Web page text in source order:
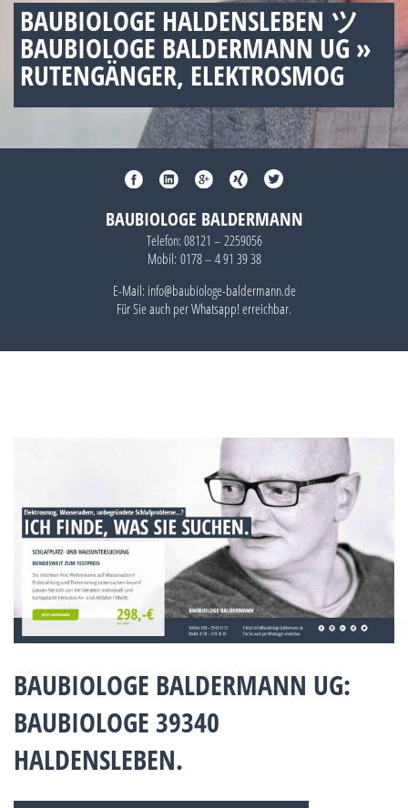
BAUBIOLOGE HALDENSLEBEN ツ
BAUBIOLOGE BALDERMANN UG »
RUTENGÄNGER, ELEKTROSMOG
BAUBIOLOGE BALDERMANN
Telefon: 08121 – 2259056
Mobil: 0178 – 4 91 39 38
E-Mail: info@baubiologe-baldermann.de
Für Sie auch perWhatsapp!erreichbar.
BAUBIOLOGE BALDERMANN UG:
BAUBIOLOGE 39340
HALDENSLEBEN.